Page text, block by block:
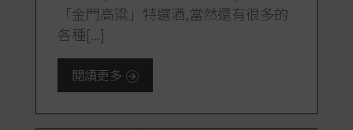
「金門高粱」特選酒,當然還有很多的
各種[...]
閱讀更多